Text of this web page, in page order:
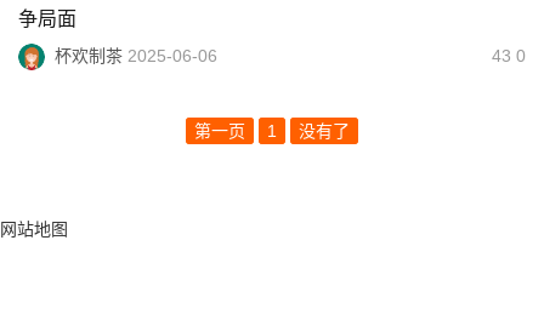
争局面
杯欢制茶 2025-06-06 43 0
第一页 1 没有了
网站地图